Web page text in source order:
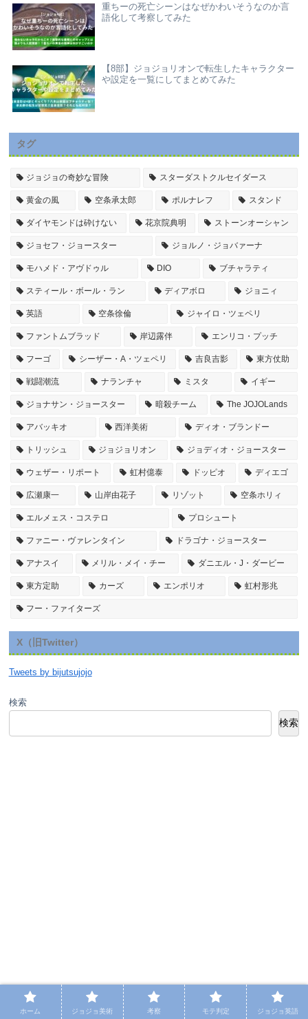
重ちーの死亡シーンはなぜかわいそうなのか言
語化して考察してみた
【8部】ジョジョリオンで転生したキャラクター
や設定を一覧にしてまとめてみた
タグ
ジョジョの奇妙な冒険 スターダストクルセイダース
黄金の風 空条承太郎 ポルナレフ スタンド
ダイヤモンドは砕けない 花京院典明 ストーンオーシャン
ジョセフ・ジョースター ジョルノ・ジョバァーナ
モハメド・アヴドゥル DIO ブチャラティ
スティール・ボール・ラン ディアボロ ジョニィ
英語 空条徐倫 ジャイロ・ツェペリ
ファントムブラッド 岸辺露伴 エンリコ・プッチ
フーゴ シーザー・A・ツェペリ 吉良吉影 東方仗助
戦闘潮流 ナランチャ ミスタ イギー
ジョナサン・ジョースター 暗殺チーム The JOJOLands
アバッキオ 西洋美術 ディオ・ブランドー
トリッシュ ジョジョリオン ジョディオ・ジョースター
ウェザー・リポート 虹村億泰 ドッピオ ディエゴ
広瀬康一 山岸由花子 リゾット 空条ホリィ
エルメェス・コステロ プロシュート
ファニー・ヴァレンタイン ドラゴナ・ジョースター
アナスイ メリル・メイ・チー ダニエル・J・ダービー
東方定助 カーズ エンポリオ 虹村形兆
フー・ファイターズ
X（旧Twitter）
Tweets by bijutsujojo
検索
検索
ホーム ジョジョ美術 考察 モテ判定 ジョジョ英語